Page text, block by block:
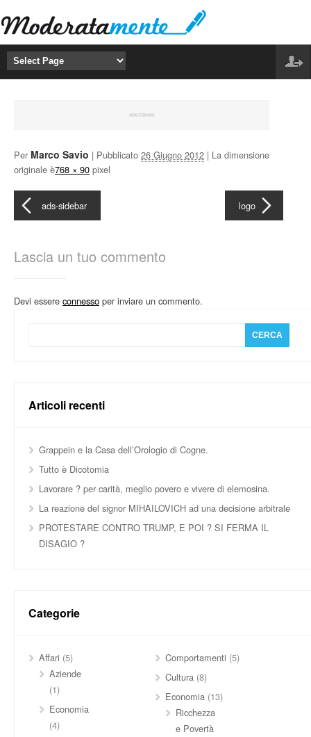
Per Marco Savio | Pubblicato 26 Giugno 2012 | La dimensione
originale è768 × 90 pixel
logo
ads-sidebar
Lascia un tuo commento
Devi essere connesso per inviare un commento.
Articoli recenti
Grappein e la Casa dell’Orologio di Cogne.
Tutto è Dicotomia
Lavorare ? per carità, meglio povero e vivere di elemosina.
La reazione del signor MIHAILOVICH ad una decisione arbitrale
PROTESTARE CONTRO TRUMP, E POI ? SI FERMA IL
DISAGIO ?
Categorie
Affari (5)
Aziende
(1)
Economia
(4)
Comportamenti (5)
Cultura (8)
Economia (13)
Ricchezza
e Povertà